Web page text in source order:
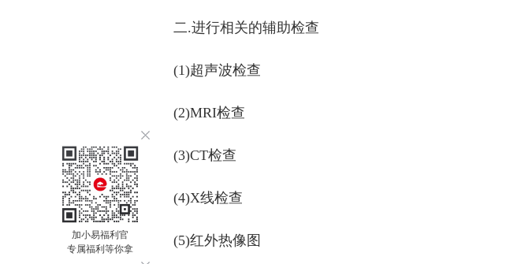
加小易福利官
专属福利等你拿
二.进行相关的辅助检查
(1)超声波检查
(2)MRI检查
(3)CT检查
(4)X线检查
(5)红外热像图